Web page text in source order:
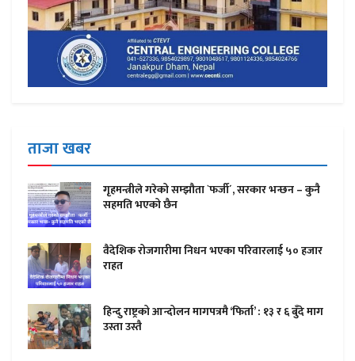
ताजा खबर
गृहमन्त्रीले गरेको सम्झौता `फर्जी´, सरकार भन्छन – कुनै
सहमति भएको छैन
वैदेशिक रोजगारीमा निधन भएका परिवारलाई ५० हजार
राहत
हिन्दु राष्ट्रको आन्दोलन मागपत्रमै ‘फिर्ता’ : १३ र ६ बुँदे माग
उस्ता उस्तै